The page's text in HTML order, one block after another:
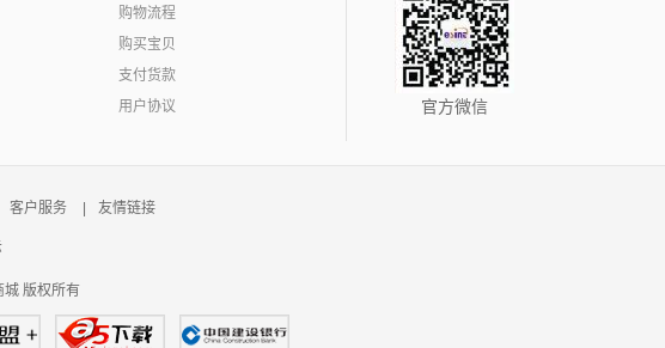
购物流程
购买宝贝
支付货款
用户协议
官方微信
客户服务 友情链接
版权所有